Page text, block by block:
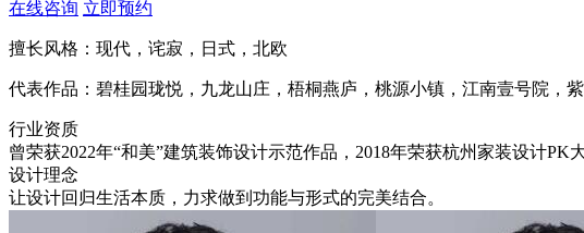
在线咨询 立即预约
擅长风格： 现代，诧寂，日式，北欧
代表作品： 碧桂园珑悦，九龙山庄，梧桐燕庐，桃源小镇，江南壹号院，
行业资质
曾荣获2022年“和美”建筑装饰设计示范作品，2018年荣获杭州家装设计PK
设计理念
让设计回归生活本质，力求做到功能与形式的完美结合。